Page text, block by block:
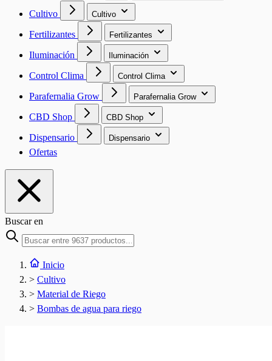
Cultivo Cultivo
Fertilizantes Fertilizantes
Iluminación Iluminación
Control Clima Control Clima
Parafernalia Grow Parafernalia Grow
CBD Shop CBD Shop
Dispensario Dispensario
Ofertas
Buscar en
Inicio
> Cultivo
> Material de Riego
> Bombas de agua para riego